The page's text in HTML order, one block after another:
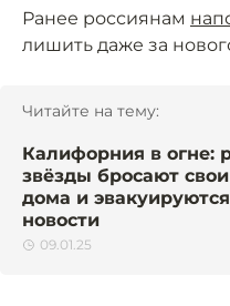
Ранее россиянам
лишить даже за
Читайте на тему:
Калифорния в огне:
звёзды бросают
дома и
новости
09.01.25